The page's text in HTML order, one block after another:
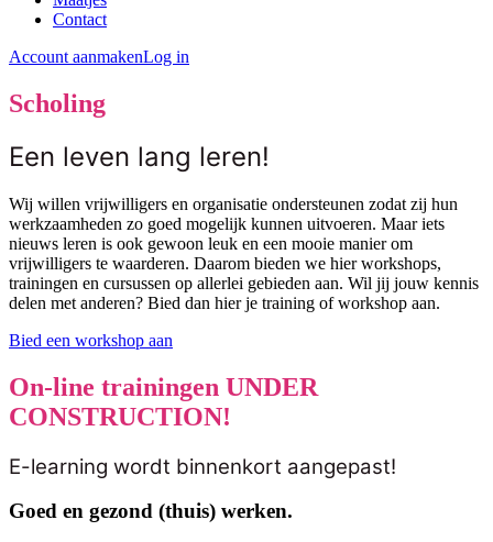
Contact
Account aanmakenLog in
Scholing
Een leven lang leren!
Wij willen vrijwilligers en organisatie ondersteunen zodat zij hun
werkzaamheden zo goed mogelijk kunnen uitvoeren. Maar iets
nieuws leren is ook gewoon leuk en een mooie manier om
vrijwilligers te waarderen. Daarom bieden we hier workshops,
trainingen en cursussen op allerlei gebieden aan. Wil jij jouw kennis
delen met anderen? Bied dan hier je training of workshop aan.
Bied een workshop aan
On-line trainingen UNDER
CONSTRUCTION!
E-learning wordt binnenkort aangepast!
Goed en gezond (thuis) werken.